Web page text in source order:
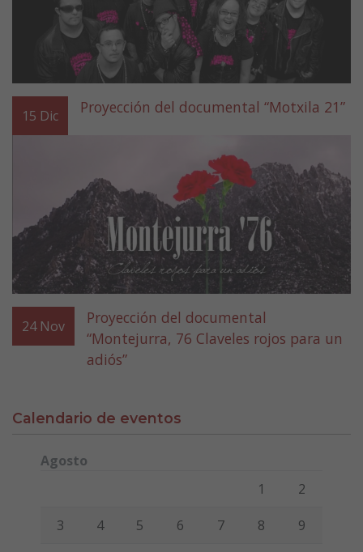
15 Dic Proyección del documental “Motxila 21”
24 Nov
Proyección del documental
“Montejurra, 76 Claveles rojos para un
adiós”
Calendario de eventos
Agosto
Viernes Sábado
1 2
3 4 5 6 7 8 9